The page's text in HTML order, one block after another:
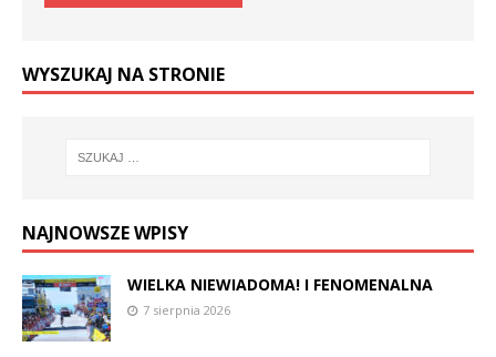
WYSZUKAJ NA STRONIE
NAJNOWSZE WPISY
WIELKA NIEWIADOMA! I FENOMENALNA
7 sierpnia 2026